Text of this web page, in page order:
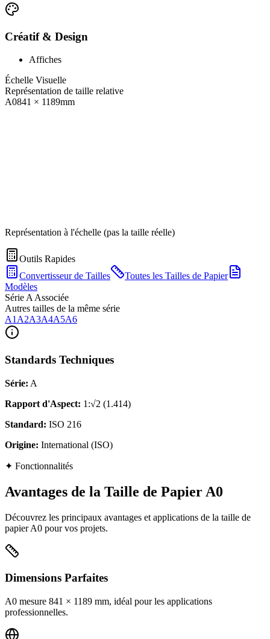
Créatif & Design
Affiches
Échelle Visuelle
Représentation de taille relative
A0841 × 1189mm
Représentation à l'échelle (pas la taille réelle)
Outils Rapides
Convertisseur de Tailles
Toutes les Tailles de Papier
Modèles
Série A Associée
Autres tailles de la même série
A1 A2A3A4A5A6
Standards Techniques
Série: A
Rapport d'Aspect: 1:√2 (1.414)
Standard: ISO 216
Origine: International (ISO)
✦ Fonctionnalités
Avantages de la Taille de Papier A0
Découvrez les principaux avantages et applications de la taille de
papier A0 pour vos projets.
Dimensions Parfaites
A0 mesure 841 × 1189 mm, idéal pour les applications
professionnelles.